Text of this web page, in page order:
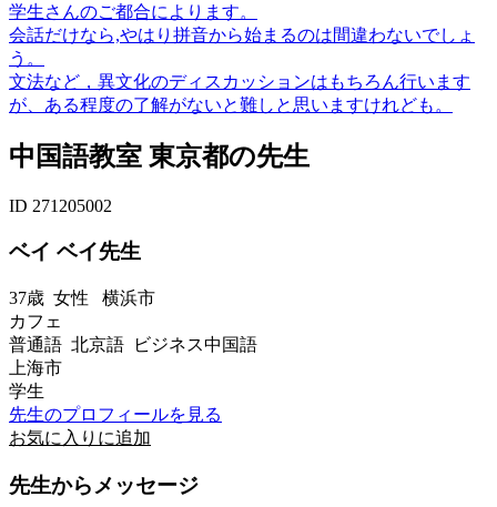
学生さんのご都合によります。
会話だけなら,やはり拼音から始まるのは間違わないでしょ
う。
文法など，異文化のディスカッションはもちろん行います
が、ある程度の了解がないと難しと思いますけれども。
中国語教室 東京都の先生
ID 271205002
ベイ ベイ先生
37歳 女性 横浜市
カフェ
普通語 北京語 ビジネス中国語
上海市
学生
先生のプロフィールを見る
お気に入りに追加
先生からメッセージ